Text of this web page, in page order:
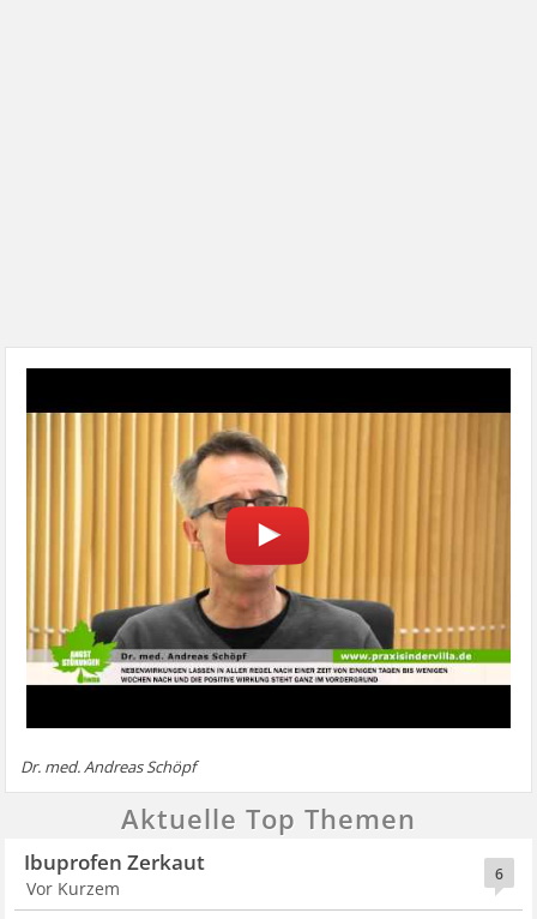
Dr. med. Andreas Schöpf
Aktuelle Top Themen
6
Ibuprofen Zerkaut
Vor Kurzem